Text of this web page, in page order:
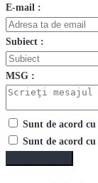
E-mail :
Subiect :
MSG :
Sunt de acord cu
Sunt de acord cu